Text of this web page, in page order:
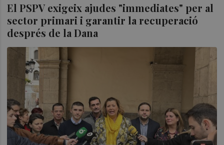
El PSPV exigeix ajudes "immediates" per al
sector primari i garantir la recuperació
després de la Dana